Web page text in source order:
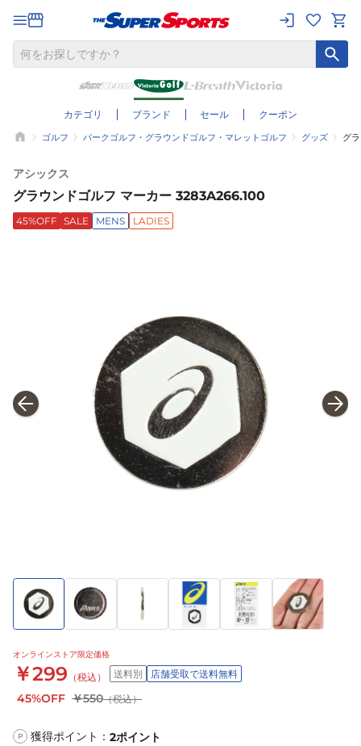
カテゴリ ブランド セール クーポン
ゴルフ パークゴルフ・グラウンドゴルフ・マレットゴルフ グッズ グ
アシックス
グラウンドゴルフ マーカー 3283A266.100
45%OFF SALE MENS LADIES
オンラインストア限定価格
￥299 （税込） 送料別 店舗受取で送料無料
45%OFF ￥550（税込）
P 獲得ポイント： 2ポイント